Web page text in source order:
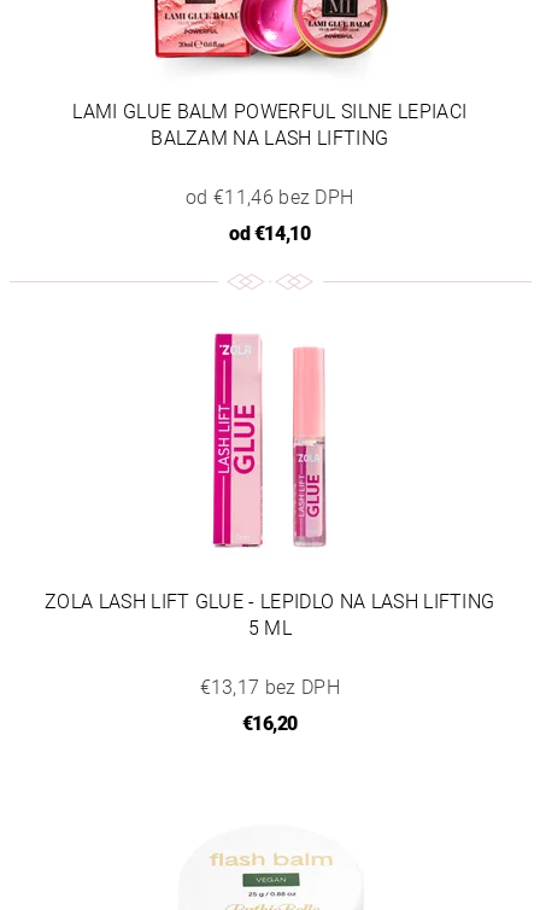
LAMI GLUE BALM POWERFUL SILNE LEPIACI
BALZAM NA LASH LIFTING
od €11,46 bez DPH
od€14,10
ZOLA LASH LIFT GLUE - LEPIDLO NA LASH LIFTING
5 ML
€13,17 bez DPH
€16,20